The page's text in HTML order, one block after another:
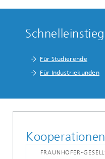
Schnelleinstieg
Für Studierende
Für Industriekunden
Kooperationen